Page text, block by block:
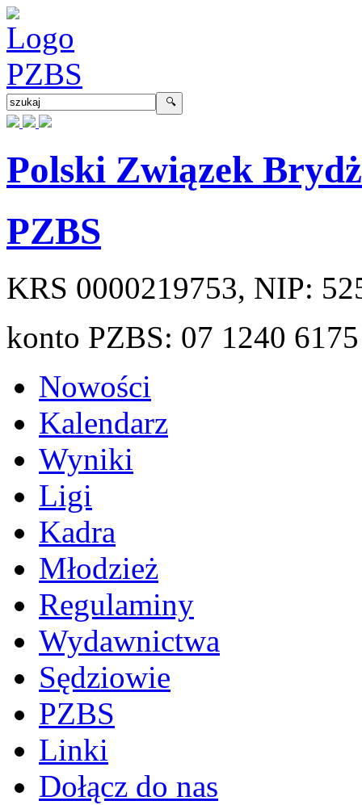
Polski Związek
PZBS
KRS 0000219753, NIP:
konto PZBS: 07 1240
Nowości
Kalendarz
Wyniki
Ligi
Kadra
Młodzież
Regulaminy
Wydawnictwa
Sędziowie
PZBS
Linki
Dołącz do nas